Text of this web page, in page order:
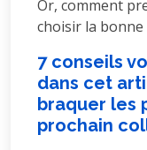
Or, comment
choisir la
7 conseils
dans cet
braquer les
prochain